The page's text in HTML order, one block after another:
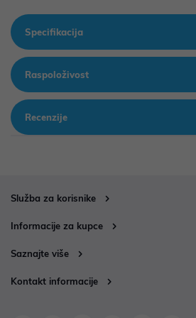
Specifikacija
Raspoloživost
Recenzije
Služba za korisnike
Informacije za kupce
Saznajte više
Kontakt informacije